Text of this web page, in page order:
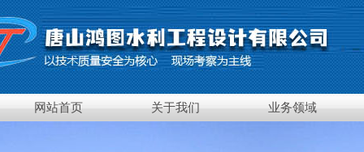
网站首页 关于我们 业务领域